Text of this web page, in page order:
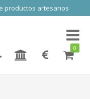
productos artesanos
Toggle
0